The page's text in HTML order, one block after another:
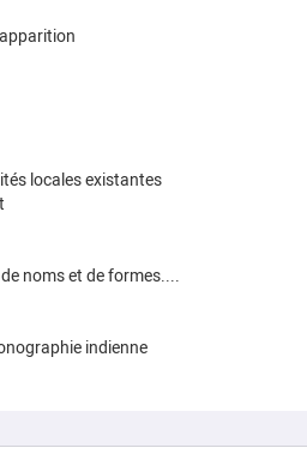
locales existantes
noms et de formes....
indienne